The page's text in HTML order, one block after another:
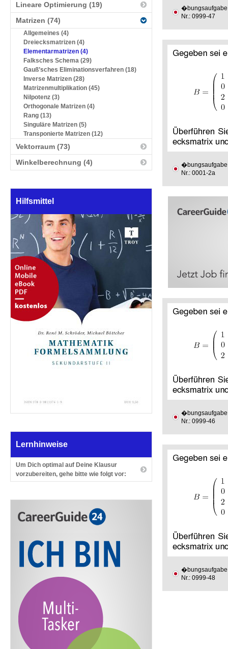
Lineare Optimierung (19)
Matrizen (74)
Allgemeines (4)
Dreiecksmatrizen (4)
Elementarmatrizen (4)
Falksches Schema (29)
Gauß’sches Eliminationsverfahren (18)
Inverse Matrizen (28)
Matrizenmultiplikation (45)
Nilpotenz (3)
Orthogonale Matrizen (4)
Rang (13)
Singuläre Matrizen (5)
Transponierte Matrizen (12)
Vektorraum (73)
Winkelberechnung (4)
Hilfsmittel
Lernhinweise
Um Dich optimal auf Deine Klausur
vorzubereiten, gehe bitte wie folgt vor:
�bungsaufgabe
Nr.: 0999-47
�bungsaufgabe
Nr.: 0001-2a
�bungsaufgabe
Nr.: 0999-46
�bungsaufgabe
Nr.: 0999-48